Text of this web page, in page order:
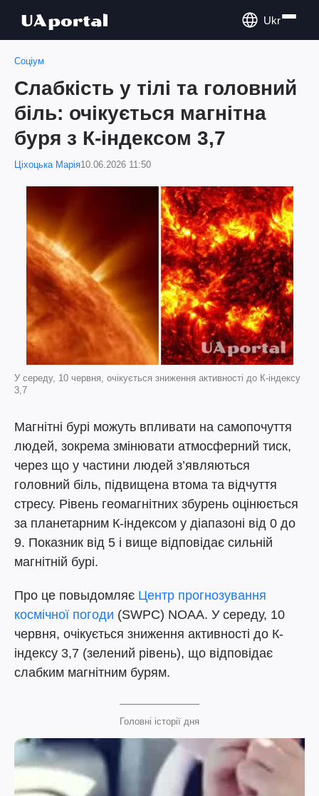
Ukr
Соціум
Слабкість у тілі та головний
біль: очікується магнітна
буря з К-індексом 3,7
Ціхоцька Марія10.06.2026 11:50
У середу, 10 червня, очікується зниження активності до К-індексу
3,7
Магнітні бурі можуть впливати на самопочуття
людей, зокрема змінювати атмосферний тиск,
через що у частини людей з’являються
головний біль, підвищена втома та відчуття
стресу. Рівень геомагнітних збурень оцінюється
за планетарним К-індексом у діапазоні від 0 до
9. Показник від 5 і вище відповідає сильній
магнітній бурі.
Про це повыдомляє Центр прогнозування
космічної погоди (SWPC) NOAA. У середу, 10
червня, очікується зниження активності до К-
індексу 3,7 (зелений рівень), що відповідає
слабким магнітним бурям.
Головні історії дня